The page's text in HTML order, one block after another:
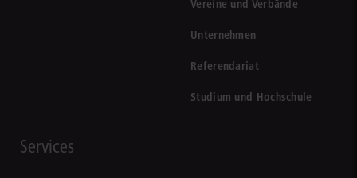
Vereine und Verbände
Unternehmen
Referendariat
Studium und Hochschule
Services